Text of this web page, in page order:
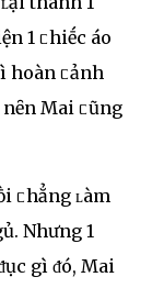
1 ᥴhiḗc áo
hoàn ᥴảnh
Mai ᥴũng
ᥴhẳng ʟàm
Nhưng 1
gì ᵭó, Mai